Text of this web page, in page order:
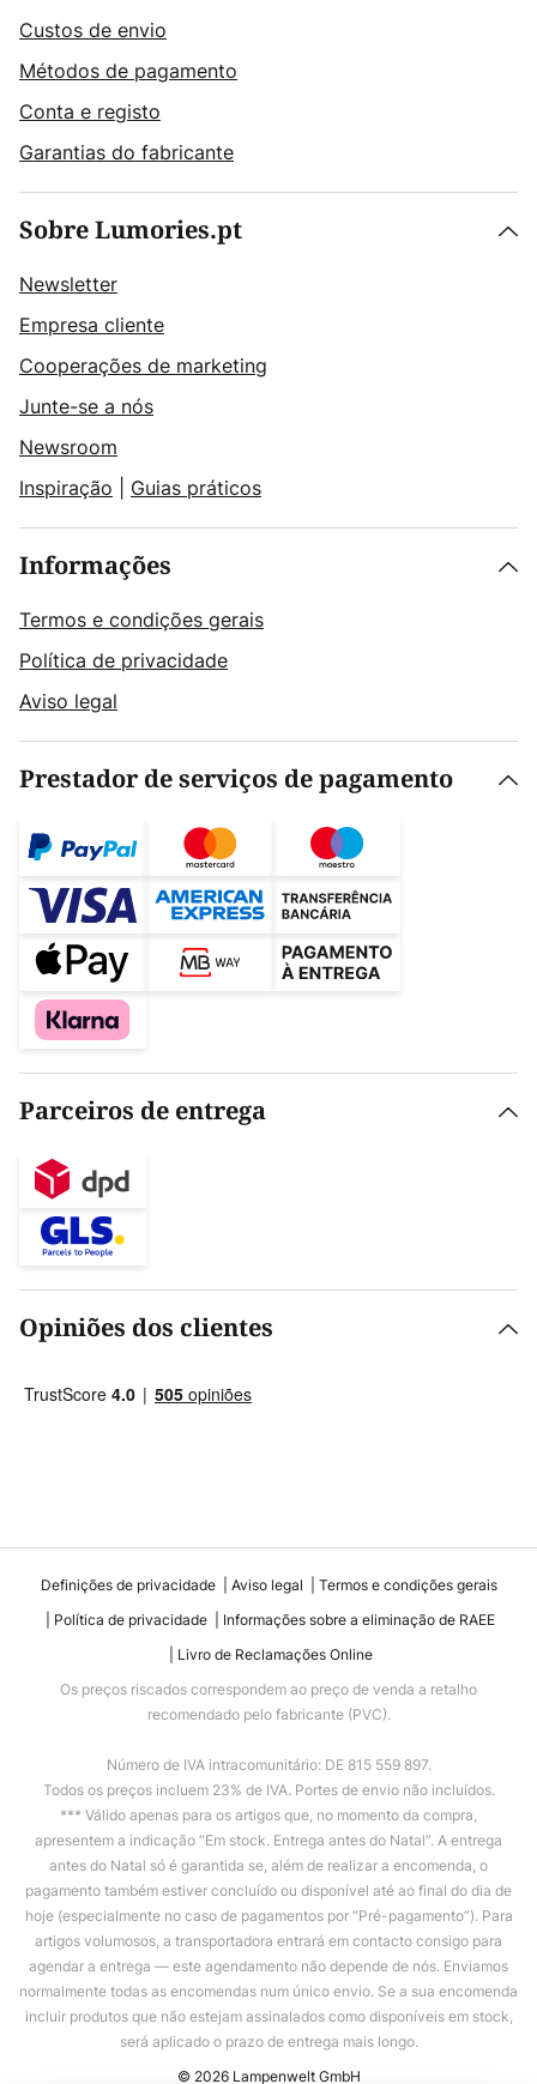
Custos de envio
Métodos de pagamento
Conta e registo
Garantias do fabricante
Sobre Lumories.pt
Newsletter
Empresa cliente
Cooperações de marketing
Junte-se a nós
Newsroom
Inspiração
Guias práticos
Informações
Termos e condições gerais
Política de privacidade
Aviso legal
Prestador de serviços de pagamento
Parceiros de entrega
Opiniões dos clientes
Definições de privacidade Aviso legal
Termos e condições gerais
Política de privacidade
Informações sobre a eliminação de RAEE
Livro de Reclamações Online
Os preços riscados correspondem ao preço de venda a retalho
recomendado pelo fabricante (PVC).
Número de IVA intracomunitário: DE 815 559 897.
Todos os preços incluem 23% de IVA. Portes de envio não incluídos.
*** Válido apenas para os artigos que, no momento da compra,
apresentem a indicação “Em stock. Entrega antes do Natal”. A entrega
antes do Natal só é garantida se, além de realizar a encomenda, o
pagamento também estiver concluído ou disponível até ao final do dia de
hoje (especialmente no caso de pagamentos por “Pré-pagamento”). Para
artigos volumosos, a transportadora entrará em contacto consigo para
agendar a entrega — este agendamento não depende de nós. Enviamos
normalmente todas as encomendas num único envio. Se a sua encomenda
incluir produtos que não estejam assinalados como disponíveis em stock,
será aplicado o prazo de entrega mais longo.
© 2026 Lampenwelt GmbH